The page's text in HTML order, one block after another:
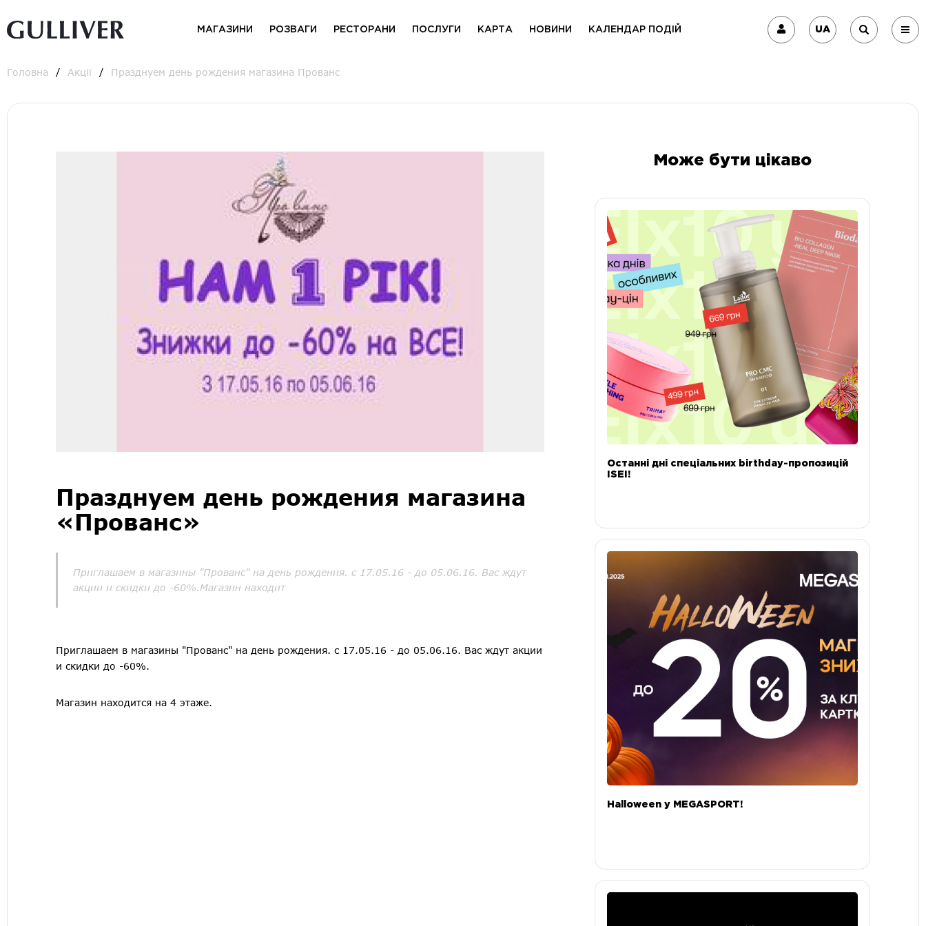
МАГАЗИНИ РОЗВАГИ РЕСТОРАНИ ПОСЛУГИ КАРТА НОВИНИ КАЛЕНДАР ПОДІЙ UA
Головна Акції Празднуем день рождения магазина Прованс
Празднуем день рождения магазина
«Прованс»
Приглашаем в магазины "Прованс" на день рождения. с 17.05.16 - до 05.06.16. Вас ждут
акции и скидки до -60%.Магазин находит
Приглашаем в магазины "Прованс" на день рождения. с 17.05.16 - до 05.06.16. Вас ждут акции
и скидки до -60%.
Магазин находится на 4 этаже.
Може бути цікаво
Останні дні спеціальних birthday-пропозицій
ISEI!
Halloween у MEGASPORT!